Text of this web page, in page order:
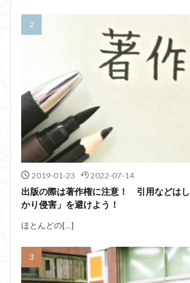
2019-01-23 2022-07-14
出版の際は著作権に注意！ 引用などは
かり侵害」を避けよう！
ほとんどの[…]